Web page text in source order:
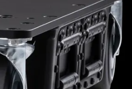
Europa
Russischsprachige
Lateinamerika
Business